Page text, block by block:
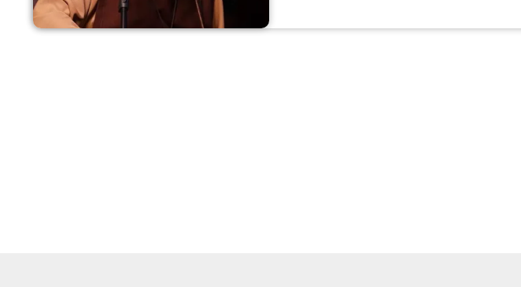
com terminologias consideradas